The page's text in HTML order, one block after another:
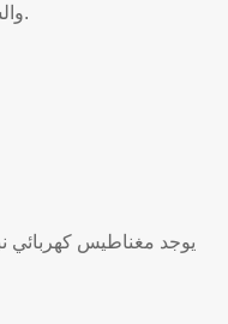
وإغلاق stelvin ، وختم غطاء Ropp والسد.
يوجد مغناطيس كهربائي